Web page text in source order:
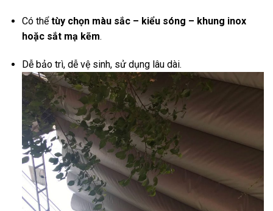
Có thểtùy chọn màu sắc – kiểu sóng – khung inox
hoặc sắt mạ kẽm.
Dễ bảo trì, dễ vệ sinh, sử dụng lâu dài.